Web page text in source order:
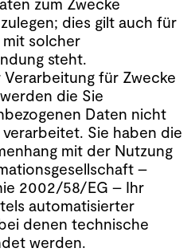
dies gilt auch für
mit solcher
steht.
für Zwecke
die Sie
Daten nicht
Sie haben die
mit der Nutzung
–
2002/58/EG – Ihr
automatisierter
denen technische
werden.